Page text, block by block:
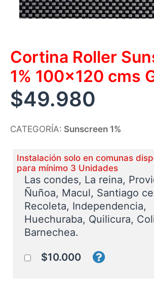
Cortina Roller
1% 100×120 cms
$49.980
CATEGORÍA: Sunscreen 1%
Instalación solo en comunas
para mínimo 3 Unidades
Las condes, La reina,
Ñuñoa, Macul, Santiago
Recoleta, Independencia,
Huechuraba, Quilicura,
Barnechea.
$10.000